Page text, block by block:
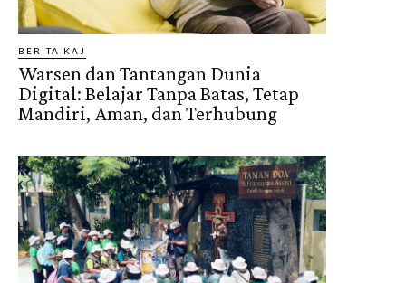
BERITA KAJ
Warsen dan Tantangan Dunia
Digital: Belajar Tanpa Batas, Tetap
Mandiri, Aman, dan Terhubung